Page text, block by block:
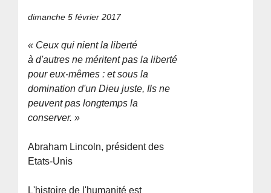
dimanche 5 février 2017
« Ceux qui nient la liberté
à d'autres ne méritent pas la liberté
pour eux-mêmes : et sous la
domination d'un Dieu juste, Ils ne
peuvent pas longtemps la
conserver. »
Abraham Lincoln, président des
Etats-Unis
L'histoire de l'humanité est